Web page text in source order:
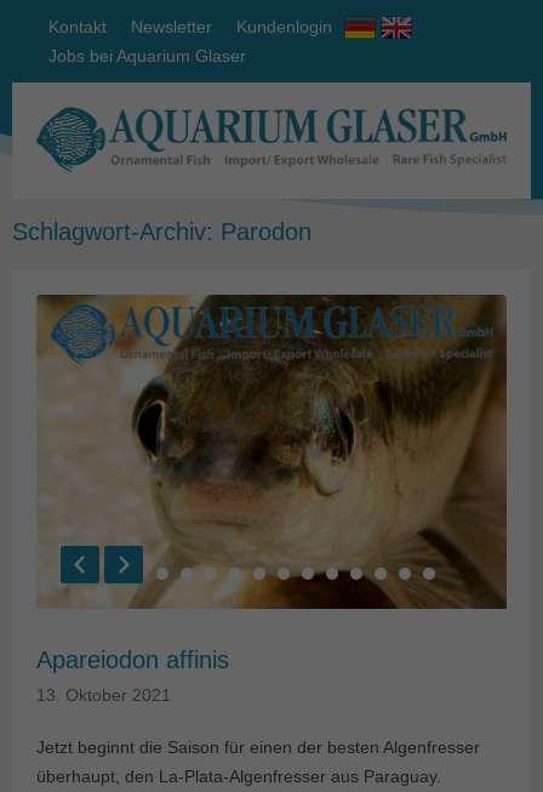
Kontakt Newsletter
Kundenlogin
Jobs bei Aquarium Glaser
Schlagwort-Archiv: Parodon
Apareiodon affinis
13. Oktober 2021
Jetzt beginnt die Saison für einen der besten Algenfresser
überhaupt, den La-Plata-Algenfresser aus Paraguay.